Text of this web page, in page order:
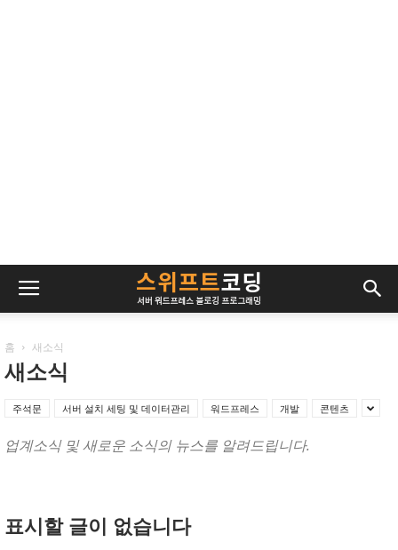
홈 새소식
새소식
주석문 서버 설치 세팅 및 데이터관리 워드프레스 개발 콘텐츠
업계소식 및 새로운 소식의 뉴스를 알려드립니다.
표시할 글이 없습니다